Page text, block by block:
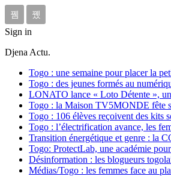
Sign in
Djena Actu.
Togo : une semaine pour placer la
Togo : des jeunes formés au
LONATO lance « Loto Détente »,
Togo : la Maison TV5MONDE fête
Togo : 106 élèves reçoivent des kits
Togo : l’électrification avance, les
Transition énergétique et genre : la
Togo: ProtectLab, une académie
Désinformation : les blogueurs
Médias/Togo : les femmes face au